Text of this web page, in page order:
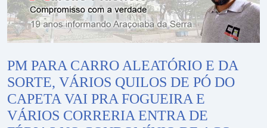
PM PARA CARRO ALEATÓRIO E DA
SORTE, VÁRIOS QUILOS DE PÓ DO
CAPETA VAI PRA FOGUEIRA E
VÁRIOS CORRERIA ENTRA DE